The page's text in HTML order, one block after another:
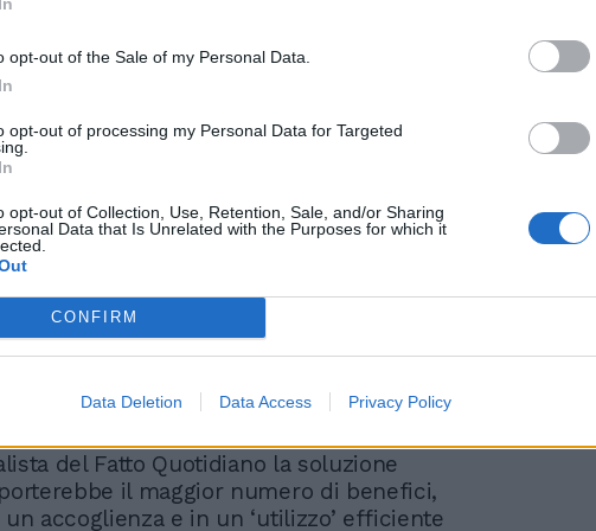
opt-out of the Sale of my Personal Data.
opt-out of processing my Personal Data for Targeted
opt-out of Collection, Use, Retention, Sale, and/or Sharing
Data that Is Unrelated with the Purposes for which it
CONFIRM
Data Deletion Data Access Privacy Policy
opposizioni. L'elogio a
Meloni
del Fatto Quotidiano la soluzione
il maggior numero di benefici,
accoglienza e in un ‘utilizzo’ efficiente